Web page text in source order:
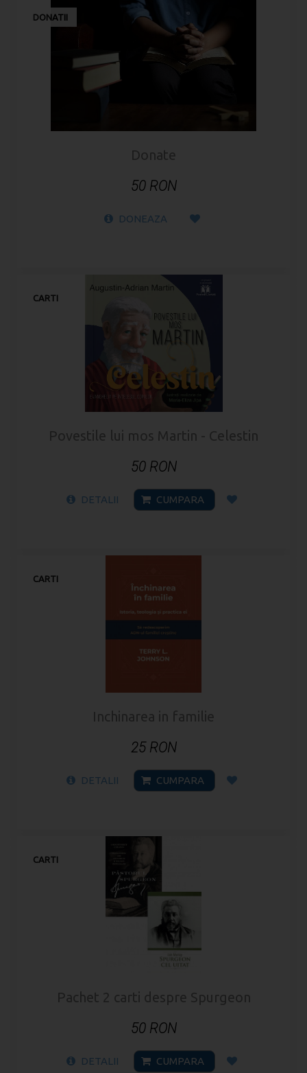
DONATII
Donate
50 RON
DONEAZA
CARTI
Povestile lui mos Martin - Celestin
50 RON
DETALII CUMPARA
CARTI
Inchinarea in familie
25 RON
DETALII CUMPARA
CARTI
Pachet 2 carti despre Spurgeon
50 RON
DETALII CUMPARA